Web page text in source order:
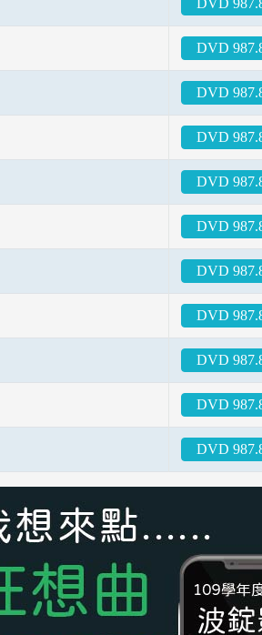
DVD
DVD
DVD
DVD
DVD
DVD
DVD
DVD
DVD
DVD
DVD